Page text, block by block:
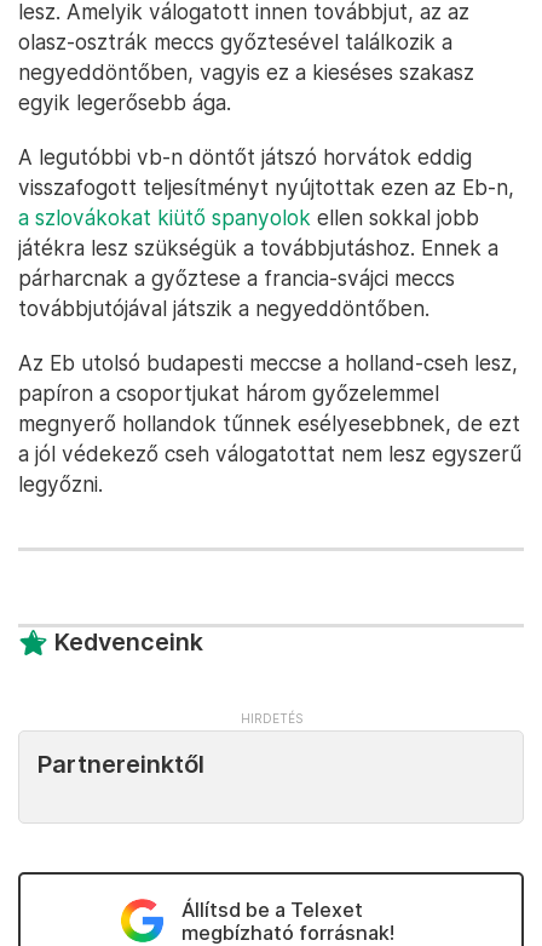
lesz. Amelyik válogatott innen továbbjut, az az
olasz-osztrák meccs győztesével találkozik a
negyeddöntőben, vagyis ez a kieséses szakasz
egyik legerősebb ága.
A legutóbbi vb-n döntőt játszó horvátok eddig
visszafogott teljesítményt nyújtottak ezen az Eb-n,
a szlovákokat kiütő spanyolok ellen sokkal jobb
játékra lesz szükségük a továbbjutáshoz. Ennek a
párharcnak a győztese a francia-svájci meccs
továbbjutójával játszik a negyeddöntőben.
Az Eb utolsó budapesti meccse a holland-cseh lesz,
papíron a csoportjukat három győzelemmel
megnyerő hollandok tűnnek esélyesebbnek, de ezt
a jól védekező cseh válogatottat nem lesz egyszerű
legyőzni.
Kedvenceink
Partnereinktől
Állítsd be a Telexet
megbízható forrásnak!